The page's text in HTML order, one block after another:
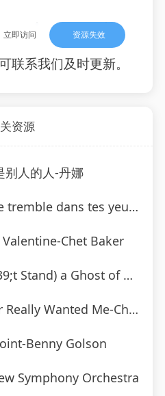
立即访问 资源失效
联系我们及时更新。
资源
别人的人-丹娜
jaloux, Op. 6 No. 4-Anton Diakov、Baldo Podic
Valentine-Chet Baker
of a Chance-cab calloway & his orchestra
Wanted Me-Charlie Rich
Benny Golson
Symphony Orchestra